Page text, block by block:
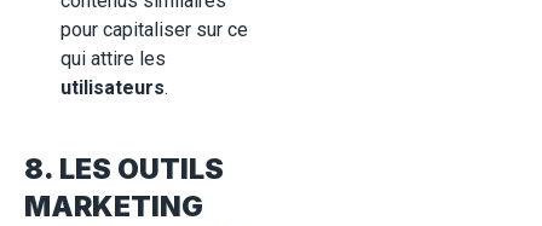
pour capitaliser sur ce
qui attire les
utilisateurs.
8. LES OUTILS
MARKETING